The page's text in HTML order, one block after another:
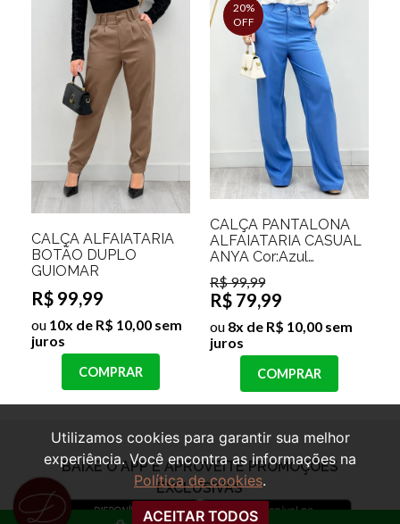
CALÇA ALFAIATARIA
BOTÃO DUPLO
GUIOMAR
R$ 99,99
ou 10x de R$ 10,00 sem
juros
COMPRAR
20%
OFF
CALÇA PANTALONA
ALFAIATARIA CASUAL
ANYA Cor:Azul
Bebê;Tamanho:P
R$ 99,99
R$ 79,99
ou 8x de R$ 10,00 sem
juros
COMPRAR
Utilizamos cookies para garantir sua melhor
experiência. Você encontra as informações na
Política de cookies.
ACEITAR TODOS